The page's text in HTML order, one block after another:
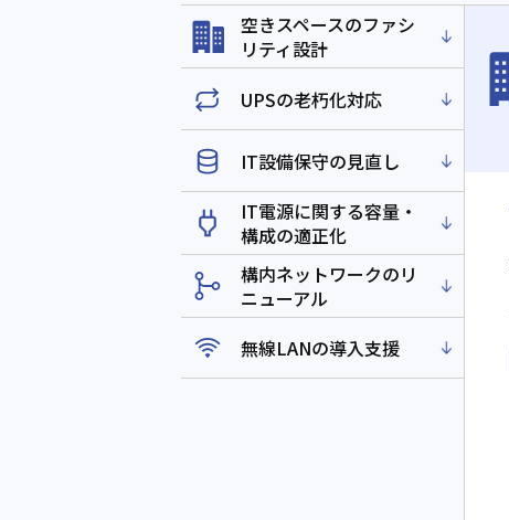
空きスペースのファシ
リティ設計
UPSの老朽化対応
IT設備保守の見直し
IT電源に関する容量・
構成の適正化
構内ネットワークのリ
ニューアル
無線LANの導入支援